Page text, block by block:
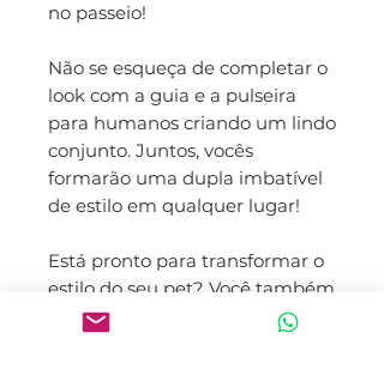
no passeio!
Não se esqueça de completar o
look com a guia e a pulseira
para humanos criando um lindo
conjunto. Juntos, vocês
formarão uma dupla imbatível
de estilo em qualquer lugar!
Está pronto para transformar o
estilo do seu pet? Você também
pode personalizar esse modelo